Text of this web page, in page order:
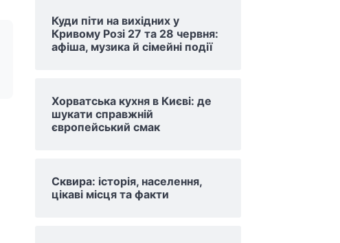
Куди піти на вихідних у
Кривому Розі 27 та 28 червня:
афіша, музика й сімейні події
Хорватська кухня в Києві: де
шукати справжній
європейський смак
Сквира: історія, населення,
цікаві місця та факти